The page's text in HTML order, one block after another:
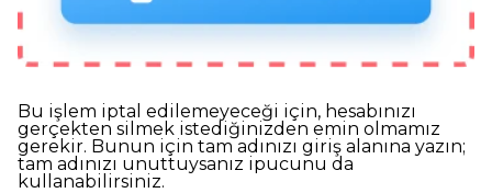
Bu işlem iptal edilemeyeceği için, hesabınızı
gerçekten silmek istediğinizden emin olmamız
gerekir. Bunun için tam adınızı giriş alanına yazın;
tam adınızı unuttuysanız ipucunu da
kullanabilirsiniz.